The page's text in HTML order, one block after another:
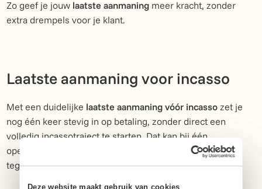
Deze website maakt gebruik van cookies
Zo geef je jouw laatste aanmaningmeer kracht, zonder
extra drempels voor je klant.
Laatste aanmaning voor incasso
Met een duidelijke laatste aanmaning vóór incassozet je
nog één keer stevig in op betaling, zonder direct een
volledig incassotraject te starten. Dat kan bij één
openstaande factuur, maar ook als je meerdere facturen
tegelijk wilt aanmanen.